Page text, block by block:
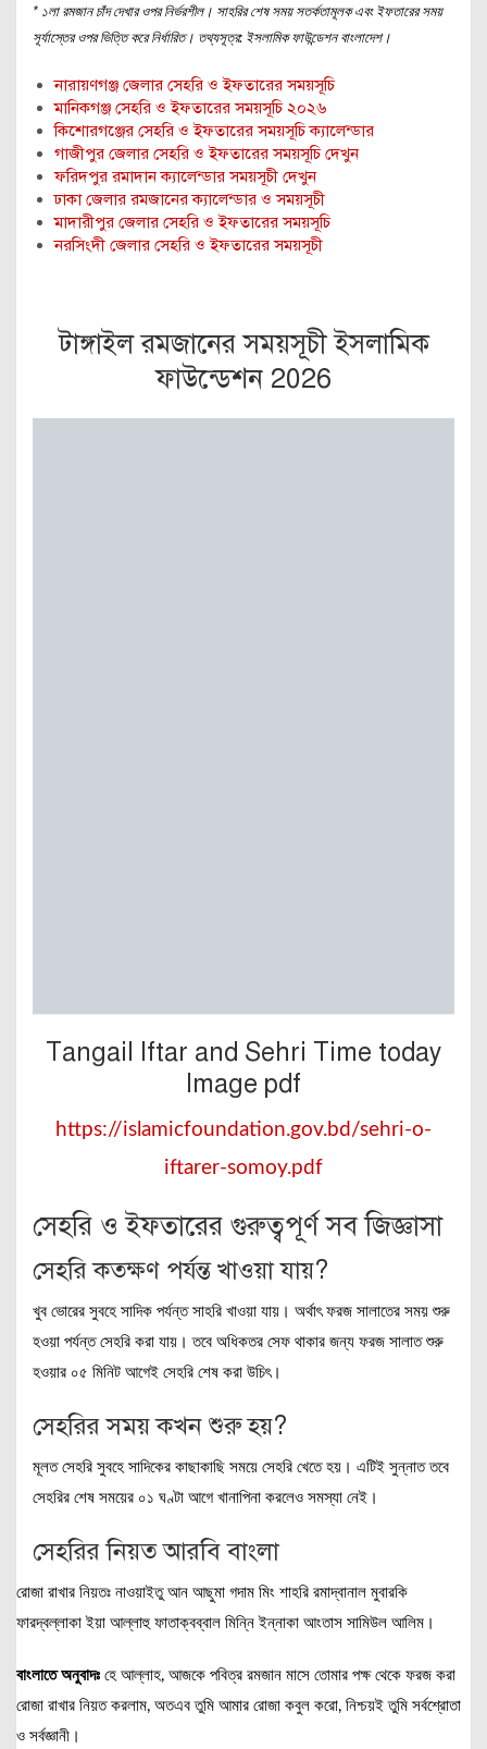
* ১লা রমজান চাঁদ দেখার ওপর নির্ভরশীল। সাহরির শেষ সময় সতর্কতামূলক এবং ইফতারের সময়
সূর্যাস্তের ওপর ভিত্তি করে নির্ধারিত। তথ্যসূত্র: ইসলামিক ফাউন্ডেশন বাংলাদেশ।
নারায়ণগঞ্জ জেলার সেহরি ও ইফতারের সময়সূচি
মানিকগঞ্জ সেহরি ও ইফতারের সময়সূচি ২০২৬
কিশোরগঞ্জের সেহরি ও ইফতারের সময়সূচি ক্যালেন্ডার
গাজীপুর জেলার সেহরি ও ইফতারের সময়সূচি দেখুন
ফরিদপুর রমাদান ক্যালেন্ডার সময়সূচী দেখুন
ঢাকা জেলার রমজানের ক্যালেন্ডার ও সময়সূচী
মাদারীপুর জেলার সেহরি ও ইফতারের সময়সূচি
নরসিংদী জেলার সেহরি ও ইফতারের সময়সূচী
টাঙ্গাইল রমজানের সময়সূচী ইসলামিক
ফাউন্ডেশন 2026
Tangail Iftar and Sehri Time today
Image pdf
https://islamicfoundation.gov.bd/sehri-o-
iftarer-somoy.pdf
সেহরি ও ইফতারের গুরুত্বপূর্ণ সব জিজ্ঞাসা
সেহরি কতক্ষণ পর্যন্ত খাওয়া যায়?
খুব ভোরের সুবহে সাদিক পর্যন্ত সাহরি খাওয়া যায়। অর্থাৎ ফরজ সালাতের সময় শুরু
হওয়া পর্যন্ত সেহরি করা যায়। তবে অধিকতর সেফ থাকার জন্য ফরজ সালাত শুরু
হওয়ার ০৫ মিনিট আগেই সেহরি শেষ করা উচিৎ।
সেহরির সময় কখন শুরু হয়?
মূলত সেহরি সুবহে সাদিকের কাছাকাছি সময়ে সেহরি খেতে হয়। এটিই সুন্নাত তবে
সেহরির শেষ সময়ের ০১ ঘণ্টা আগে খানাপিনা করলেও সমস্যা নেই।
সেহরির নিয়ত আরবি বাংলা
রোজা রাখার নিয়তঃ নাওয়াইতু আন আছুমা গদাম মিং শাহরি রমাদ্বানাল মুবারকি
ফারদ্বল্লাকা ইয়া আল্লাহু ফাতাক্বব্বাল মিন্নি ইন্নাকা আংতাস সামিউল আলিম।
বাংলাতে অনুবাদঃ হে আল্লাহ, আজকে পবিত্র রমজান মাসে তোমার পক্ষ থেকে ফরজ করা
রোজা রাখার নিয়ত করলাম, অতএব তুমি আমার রোজা কবুল করো, নিশ্চয়ই তুমি সর্বশ্রোতা
ও সর্বজ্ঞানী।